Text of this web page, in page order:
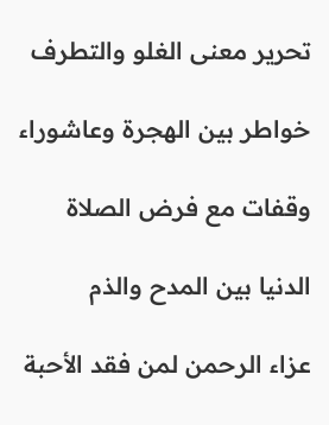
تحرير معنى الغلو والتطرف
خواطر بين الهجرة وعاشوراء
وقفات مع فرض الصلاة
الدنيا بين المدح والذم
عزاء الرحمن لمن فقد الأحبة